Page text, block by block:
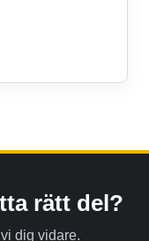
rätt del?
dig vidare.